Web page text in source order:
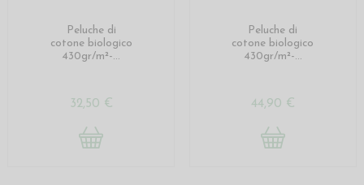
Peluche di
cotone biologico
430gr/m²-...
32,50 €
Peluche di
cotone biologico
430gr/m²-...
44,90 €